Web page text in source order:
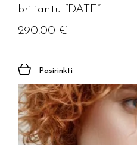
briliantu “DATE”
290.00 €
Pasirinkti